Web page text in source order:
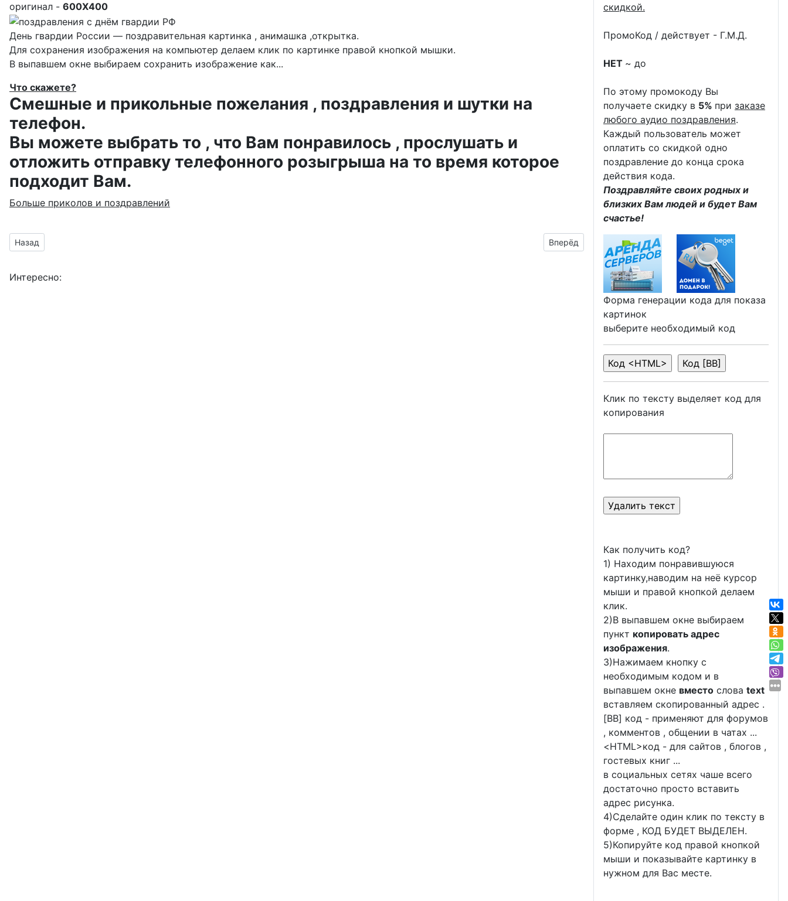
оригинал - 600X400
День гвардии России — поздравительная картинка , анимашка ,открытка.
Для сохранения изображения на компьютер делаем клик по картинке правой кнопкой мышки.
В выпавшем окне выбираем сохранить изображение как...
Что скажете?
Смешные и прикольные пожелания , поздравления и шутки на
телефон.
Вы можете выбрать то , что Вам понравилось , прослушать и
отложить отправку телефонного розыгрыша на то время которое
подходит Вам.
Больше приколов и поздравлений
Предыдущий материал: Картинки на день Советской Гвардии
Назад Следующий материал: День Гвардии картинки gif
Вперёд
Интересно:
скидкой.
ПромоКод / действует - Г.М.Д.
НЕТ ~ до
По этому промокоду Вы
получаете скидку в 5% при заказе
любого аудио поздравления.
Каждый пользователь может
оплатить со скидкой одно
поздравление до конца срока
действия кода.
Поздравляйте своих родных и
близких Вам людей и будет Вам
счастье!
Форма генерации кода для показа
картинок
выберите необходимый код
Клик по тексту выделяет код для
копирования
Как получить код?
1) Находим понравившуюся
картинку,наводим на неё курсор
мыши и правой кнопкой делаем
клик.
2)В выпавшем окне выбираем
пункт копировать адрес
изображения.
3)Нажимаем кнопку с
необходимым кодом и в
выпавшем окне вместо слова text
вставляем скопированный адрес .
[BB] код - применяют для форумов
, комментов , общении в чатах ...
<HTML>код - для сайтов , блогов ,
гостевых книг ...
в социальных сетях чаше всего
достаточно просто вставить
адрес рисунка.
4)Сделайте один клик по тексту в
форме , КОД БУДЕТ ВЫДЕЛЕН.
5)Копируйте код правой кнопкой
мыши и показывайте картинку в
нужном для Вас месте.